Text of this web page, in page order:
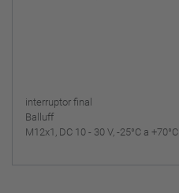
interruptor final
Balluff
M12x1, DC 10 - 30 V, -25°C a +70°C